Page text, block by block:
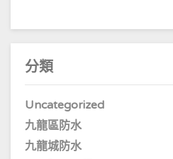
分類
Uncategorized
九龍區防水
九龍城防水